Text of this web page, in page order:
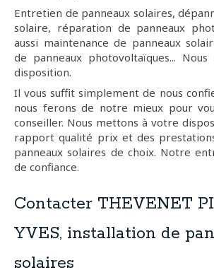
Entretien de panneaux solaires,
solaire, réparation de panneaux
aussi maintenance de panneaux
de panneaux photovoltaïques...
disposition.
Il vous suffit simplement de nous
nous ferons de notre mieux pour
conseiller. Nous mettons à votre
rapport qualité prix et des
panneaux solaires de choix. Notre
de confiance.
Contacter THEVENET
YVES, installation de
solaires